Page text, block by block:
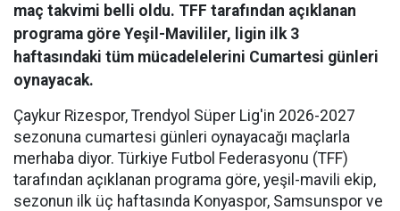
maç takvimi belli oldu. TFF tarafından açıklanan
programa göre Yeşil-Mavililer, ligin ilk 3
haftasındaki tüm mücadelelerini Cumartesi günleri
oynayacak.
Çaykur Rizespor, Trendyol Süper Lig'in 2026-2027
sezonuna cumartesi günleri oynayacağı maçlarla
merhaba diyor. Türkiye Futbol Federasyonu (TFF)
tarafından açıklanan programa göre, yeşil-mavili ekip,
sezonun ilk üç haftasında Konyaspor, Samsunspor ve